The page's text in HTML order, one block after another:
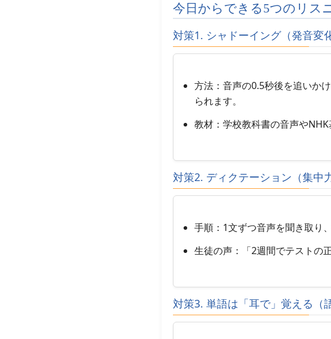
今日からできる5つのリス
対策1. シャドーイング（発音変
方法：音声の0.5秒後を追いか
られます。
教材：学校教科書の音声や
対策2. ディクテーション（集中
手順：1文ずつ音声を聞き取り
生徒の声：「2週間でテストの
対策3. 単語は「耳で」覚える（